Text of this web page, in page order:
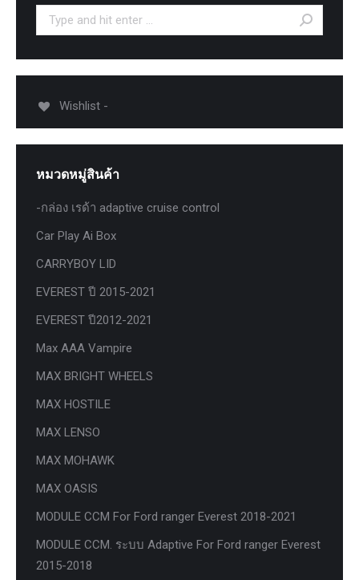
Search:
Wishlist -
หมวดหมู่สินค้า
-กล่อง เรด้า adaptive cruise control
Car Play Ai Box
CARRYBOY LID
EVEREST ปี 2015-2021
EVEREST ปี2012-2021
Max AAA Vampire
MAX BRIGHT WHEELS
MAX HOSTILE
MAX LENSO
MAX MOHAWK
MAX OASIS
MODULE CCM For Ford ranger Everest 2018-2021
MODULE CCM. ระบบ Adaptive For Ford ranger Everest
2015-2018